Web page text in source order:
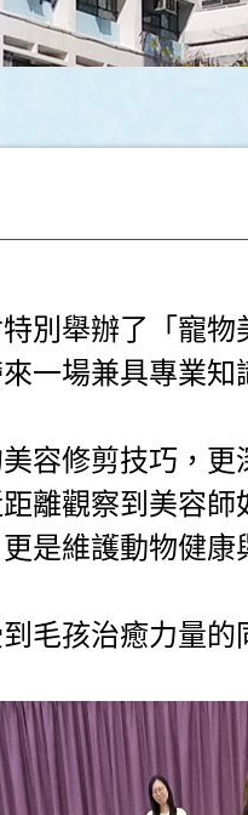
別舉辦了「寵
一場兼具專業知
容修剪技巧，
離觀察到美容
是維護動物健康
毛孩治癒力量